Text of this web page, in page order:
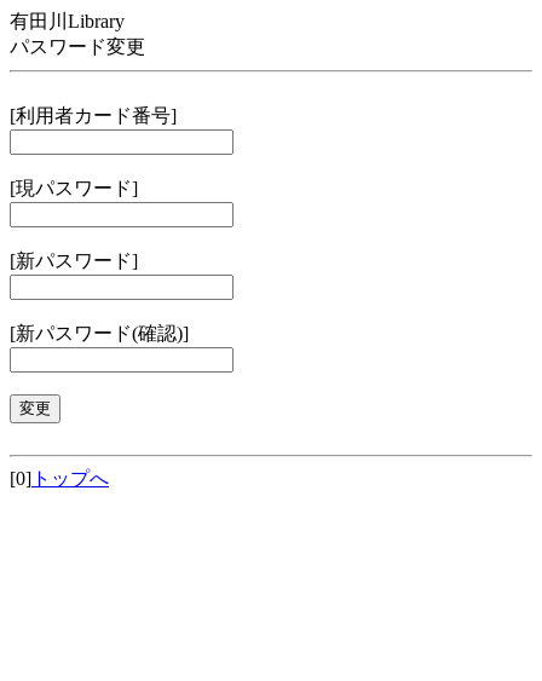
有田川Library
パスワード変更
[利用者カード番号]
[現パスワード]
[新パスワード]
[新パスワード(確認)]
[0] トップへ